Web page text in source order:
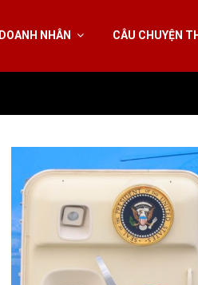
DOANH NHÂN CÂU CHUYỆN